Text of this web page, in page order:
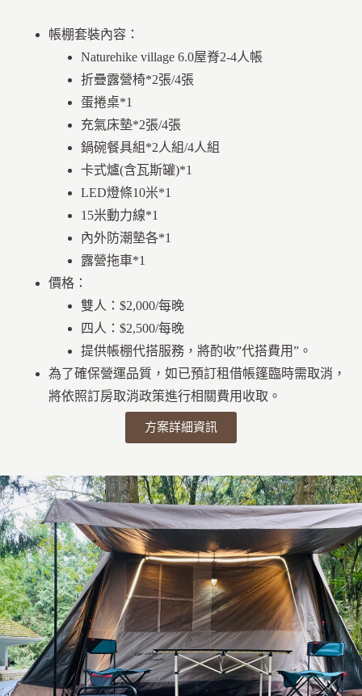
帳棚套裝內容：
Naturehike village 6.0屋脊2-4人帳
折疊露營椅*2張/4張
蛋捲桌*1
充氣床墊*2張/4張
鍋碗餐具組*2人組/4人組
卡式爐(含瓦斯罐)*1
LED燈條10米*1
15米動力線*1
內外防潮墊各*1
露營拖車*1
價格：
雙人：$2,000/每晚
四人：$2,500/每晚
提供帳棚代搭服務，將酌收”代搭費用”。
為了確保營運品質，如已預訂租借帳篷臨時需取消，
將依照訂房取消政策進行相關費用收取。
方案詳細資訊
特色活動